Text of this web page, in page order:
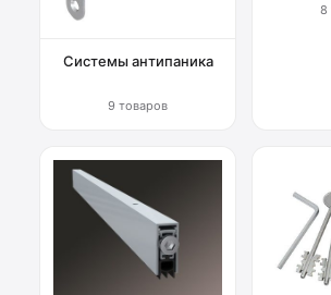
Системы антипаника
9 товаров
8